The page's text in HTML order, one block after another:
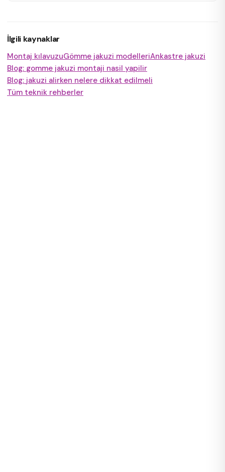
İlgili kaynaklar
Montaj kılavuzuGömme jakuzi modelleriAnkastre jakuzi
Blog: gomme jakuzi montaji nasil yapilir
Blog: jakuzi alirken nelere dikkat edilmeli
Tüm teknik rehberler